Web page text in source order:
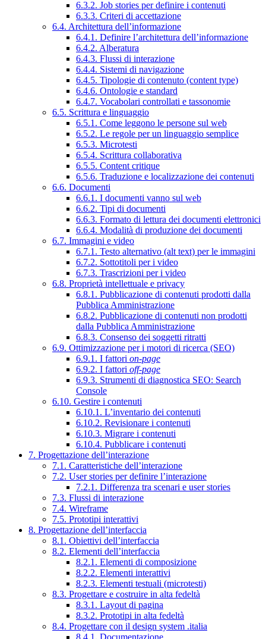
6.3.2. Job stories per definire i contenuti
6.3.3. Criteri di accettazione
6.4. Architettura dell’informazione
6.4.1. Definire l’architettura dell’informazione
6.4.2. Alberatura
6.4.3. Flussi di interazione
6.4.4. Sistemi di navigazione
6.4.5. Tipologie di contenuto (content type)
6.4.6. Ontologie e standard
6.4.7. Vocabolari controllati e tassonomie
6.5. Scrittura e linguaggio
6.5.1. Come leggono le persone sul web
6.5.2. Le regole per un linguaggio semplice
6.5.3. Microtesti
6.5.4. Scrittura collaborativa
6.5.5. Content critique
6.5.6. Traduzione e localizzazione dei contenuti
6.6. Documenti
6.6.1. I documenti vanno sul web
6.6.2. Tipi di documenti
6.6.3. Formato di lettura dei documenti elettronici
6.6.4. Modalità di produzione dei documenti
6.7. Immagini e video
6.7.1. Testo alternativo (alt text) per le immagini
6.7.2. Sottotitoli per i video
6.7.3. Trascrizioni per i video
6.8. Proprietà intellettuale e privacy
6.8.1. Pubblicazione di contenuti prodotti dalla
Pubblica Amministrazione
6.8.2. Pubblicazione di contenuti non prodotti
dalla Pubblica Amministrazione
6.8.3. Consenso dei soggetti ritratti
6.9. Ottimizzazione per i motori di ricerca (SEO)
6.9.1. I fattori on-page
6.9.2. I fattori off-page
6.9.3. Strumenti di diagnostica SEO: Search
Console
6.10. Gestire i contenuti
6.10.1. L’inventario dei contenuti
6.10.2. Revisionare i contenuti
6.10.3. Migrare i contenuti
6.10.4. Pubblicare i contenuti
7. Progettazione dell’interazione
7.1. Caratteristiche dell’interazione
7.2. User stories per definire l’interazione
7.2.1. Differenza tra scenari e user stories
7.3. Flussi di interazione
7.4. Wireframe
7.5. Prototipi interattivi
8. Progettazione dell’interfaccia
8.1. Obiettivi dell’interfaccia
8.2. Elementi dell’interfaccia
8.2.1. Elementi di composizione
8.2.2. Elementi interattivi
8.2.3. Elementi testuali (microtesti)
8.3. Progettare e costruire in alta fedeltà
8.3.1. Layout di pagina
8.3.2. Prototipi in alta fedeltà
8.4. Progettare con il design system .italia
8.4.1. Documentazione